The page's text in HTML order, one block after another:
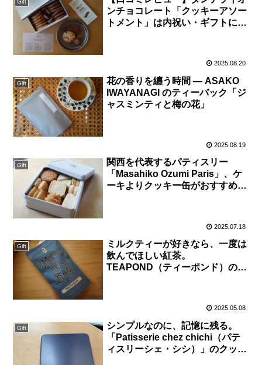
Gift
ンチョコレート「クッキーアソー
トメント」は内祝い・ギフトにお
2025.08.20
Gift
花の香りを纏う時間 ― ASAKO
IWAYANAGI のティーバック「ジ
ャスミンティと梅の花」
2025.08.19
Gift
関西を代表するパティスリー
「Masahiko Ozumi Paris」、ケ
ーキよりクッキー缶がおすすめな
2025.07.18
Gift
ミルクティーが好きなら、一度は
飲んでほしい紅茶。
TEAPOND（ティーポンド）の魅
2025.05.08
Gift
シンプルなのに、記憶に残る。
「Patisserie chez chichi（パテ
ィスリーシェ・シシ）」のクッキ